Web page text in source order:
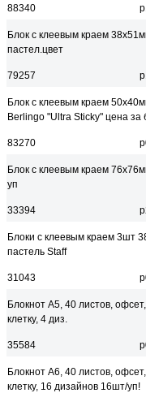
88340
Блок с клеевым краем
пастел.цвет
79257
Блок с клеевым краем
Berlingo "Ultra Sticky" цена за
83270
Блок с клеевым краем
уп
33394
Блоки с клеевым краем 3шт
пастель Staff
31043
Блокнот А5, 40 листов,
клетку, 4 диз.
35584
Блокнот А6, 40 листов,
клетку, 16 дизайнов 16шт/уп!